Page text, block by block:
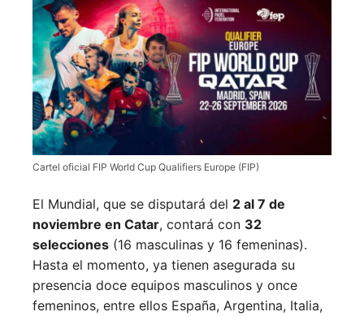
Cartel oficial FIP World Cup Qualifiers Europe (FIP)
El Mundial, que se disputará del 2 al 7 de
noviembre en Catar, contará con 32
selecciones (16 masculinas y 16 femeninas).
Hasta el momento, ya tienen asegurada su
presencia doce equipos masculinos y once
femeninos, entre ellos España, Argentina, Italia,